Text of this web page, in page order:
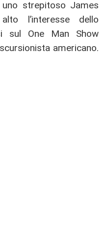
strepitoso James
l’interesse dello
sul One Man Show
americano.